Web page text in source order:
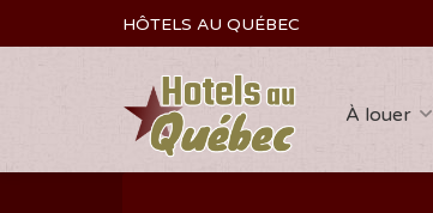
HÔTELS AU QUÉBEC
À louer